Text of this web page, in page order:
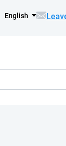
English